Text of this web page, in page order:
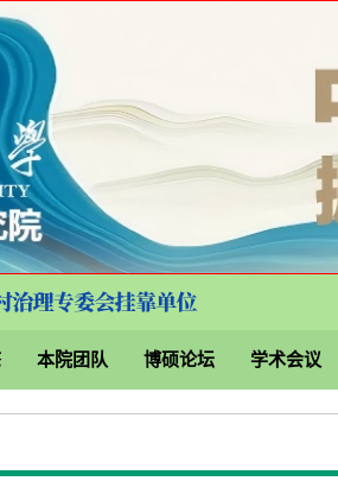
本院团队 博硕论坛 学术会议